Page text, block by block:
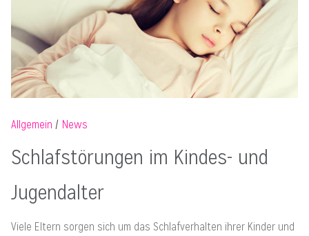
Allgemein News
Schlafstörungen im Kindes- und
Jugendalter
Viele Eltern sorgen sich um das Schlafverhalten ihrer Kinder und